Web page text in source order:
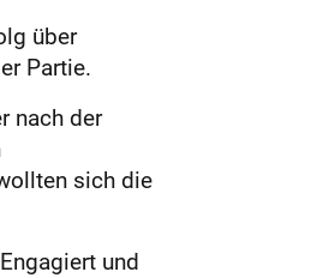
über
Partie.
nach der
sich die
und